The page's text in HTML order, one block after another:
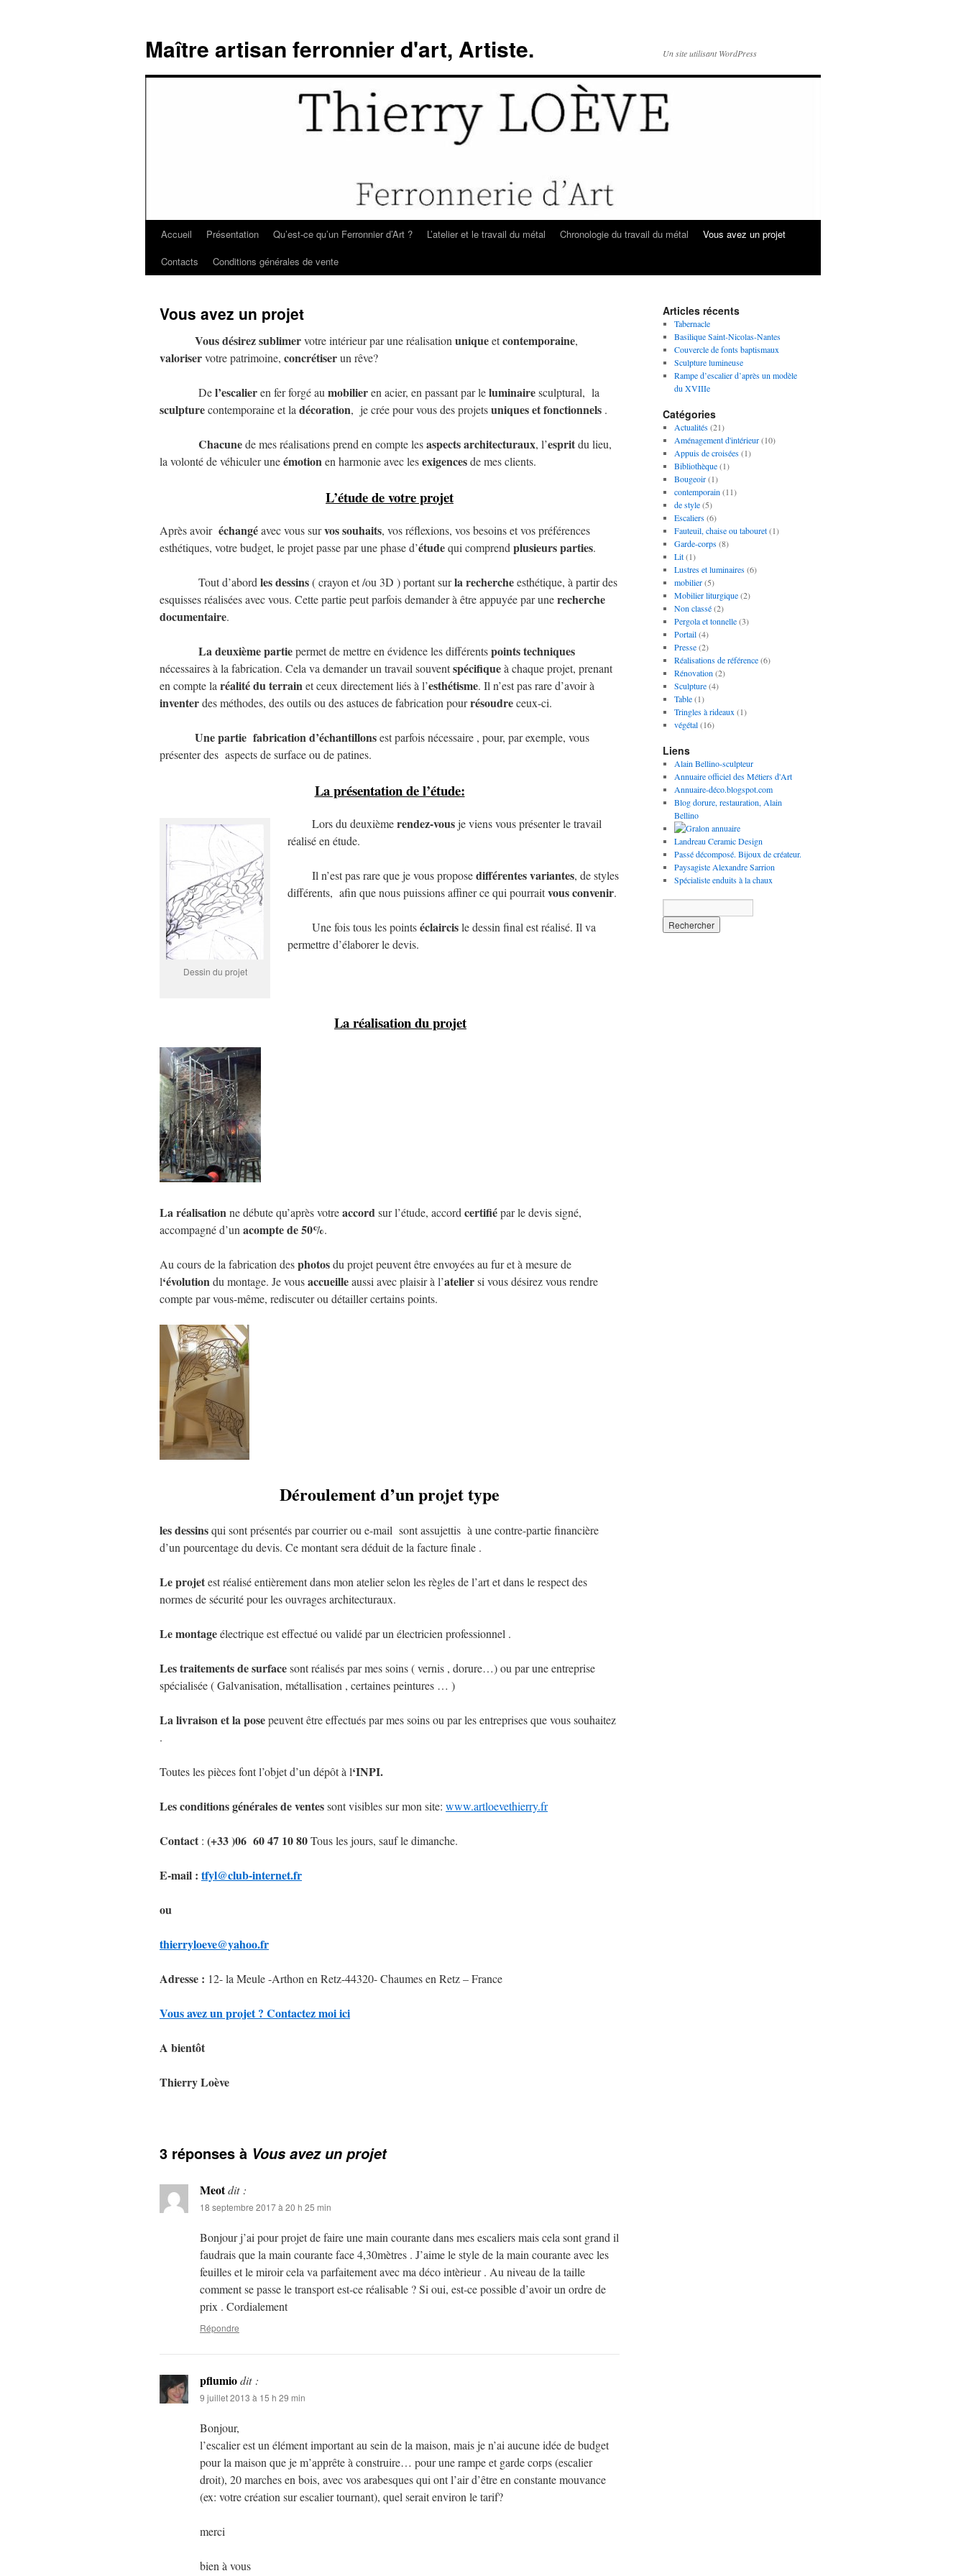
contenu
Maître artisan ferronnier d'art, Artiste. Un site utilisant WordPress
Accueil Présentation Qu’est-ce qu’un Ferronnier d’Art ? L’atelier et le travail du métal Chronologie du travail du métal
Vous avez un projet
Contacts
Conditions générales de vente
Vous avez un projet
Vous désirezsublimervotre intérieur par une réalisation uniqueetcontemporaine,
valoriservotre patrimoine, concrétiserun rêve?
Del’escalieren fer forgé au mobilieren acier, en passant par leluminairesculptural, la
sculpturecontemporaine et la décoration, je crée pour vous des projetsuniques et fonctionnels .
Chacunede mes réalisations prend en compte lesaspects architecturaux, l’espritdu lieu,
la volonté de véhiculer uneémotionen harmonie avec lesexigencesde mes clients.
L’étude de votre projet
Après avoir échangéavec vous survos souhaits, vos réflexions, vos besoins et vos préférences
esthétiques, votre budget, le projet passe par une phase d’étudequi comprend plusieurs parties.
Tout d’abord lesdessins( crayon et /ou 3D ) portant surla rechercheesthétique, à partir des
esquisses réalisées avec vous. Cette partie peut parfois demander à être appuyée par unerecherche
documentaire.
La deuxième partiepermet de mettre en évidence les différentspoints techniques
nécessaires à la fabrication. Cela va demander un travail souventspécifiqueà chaque projet, prenant
en compte la réalité du terrainet ceux directement liés à l’esthétisme. Il n’est pas rare d’avoir à
inventerdes méthodes, des outils ou des astuces de fabrication pourrésoudreceux-ci.
Une partie fabrication d’échantillonsest parfois nécessaire , pour, par exemple, vous
présenter des aspects de surface ou de patines.
La présentation de l’étude:
Dessin du projet
Lors du deuxièmerendez-vousje viens vous présenter le travail
réalisé en étude.
Il n’est pas rare que je vous proposedifférentes variantes, de styles
différents, afin que nous puissions affiner ce qui pourraitvous convenir.
Une fois tous les pointséclaircisle dessin final est réalisé. Il va
permettre d’élaborer le devis.
La réalisation du projet
Laréalisationne débute qu’après votreaccordsur l’étude, accord certifiépar le devis signé,
accompagné d’un acompte de 50%.
Au cours de la fabrication desphotosdu projet peuvent être envoyées au fur et à mesure de
l‘évolutiondu montage. Je vousaccueilleaussi avec plaisir à l’ateliersi vous désirez vous rendre
compte par vous-même, rediscuter ou détailler certains points.
Déroulement d’un projet type
lesdessinsqui sont présentés par courrier ou e-mail sont assujettis à une contre-partie financière
d’un pourcentage du devis. Ce montant sera déduit de la facture finale .
Le projetest réalisé entièrement dans mon atelier selon les règles de l’art et dans le respect des
normes de sécurité pour les ouvrages architecturaux.
Le montageélectrique est effectué ou validé par un électricien professionnel .
Lestraitements de surfacesont réalisés par mes soins ( vernis , dorure…) ou par une entreprise
spécialisée ( Galvanisation, métallisation , certaines peintures … )
Lalivraison et la posepeuvent être effectués par mes soins ou par les entreprises que vous souhaitez
.
Toutes les pièces font l’objet d’un dépôt à l‘INPI.
Lesconditions générales de ventessont visibles sur mon site: www.artloevethierry.fr
Contact : (+33 )06 60 47 10 80Tous les jours, sauf le dimanche.
E-mail : tfyl@club-internet.fr
ou
thierryloeve@yahoo.fr
Adresse : 12- la Meule -Arthon en Retz-44320- Chaumes en Retz – France
Vous avez un projet ? Contactez moi ici
A bientôt
Thierry Loève
3 réponses à Vous avez un projet
Meotdit :
18 septembre 2017 à 20 h 25 min
Bonjour j’ai pour projet de faire une main courante dans mes escaliers mais cela sont grand il
faudrais que la main courante face 4,30mètres . J’aime le style de la main courante avec les
feuilles et le miroir cela va parfaitement avec ma déco intèrieur . Au niveau de la taille
comment se passe le transport est-ce réalisable ? Si oui, est-ce possible d’avoir un ordre de
prix . Cordialement
Répondre
pflumiodit :
9 juillet 2013 à 15 h 29 min
Bonjour,
l’escalier est un élément important au sein de la maison, mais je n’ai aucune idée de budget
pour la maison que je m’apprête à construire… pour une rampe et garde corps (escalier
droit), 20 marches en bois, avec vos arabesques qui ont l’air d’être en constante mouvance
(ex: votre création sur escalier tournant), quel serait environ le tarif?
merci
bien à vous
Articles récents
Tabernacle
Basilique Saint-Nicolas-Nantes
Couvercle de fonts baptismaux
Sculpture lumineuse
Rampe d’escalier d’après un modèle
du XVIIIe
Catégories
Actualités(21)
Aménagement d'intérieur(10)
Appuis de croisées(1)
Bibliothèque(1)
Bougeoir(1)
contemporain (11)
de style(5)
Escaliers(6)
Fauteuil, chaise ou tabouret(1)
Garde-corps(8)
Lit(1)
Lustres et luminaires(6)
mobilier(5)
Mobilier liturgique(2)
Non classé(2)
Pergola et tonnelle(3)
Portail(4)
Presse(2)
Réalisations de référence(6)
Rénovation (2)
Sculpture(4)
Table(1)
Tringles à rideaux (1)
végétal(16)
Liens
Alain Bellino-sculpteur
Annuaire officiel des Métiers d'Art
Annuaire-déco.blogspot.com
Blog dorure, restauration, Alain
Bellino
Landreau Ceramic Design
Passé décomposé. Bijoux de créateur.
Paysagiste Alexandre Sarrion
Spécialiste enduits à la chaux